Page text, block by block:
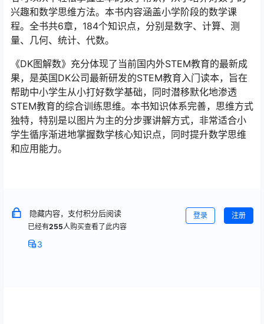
兴趣和数学思维方法。本书内容涵盖小学阶段的数学课
程。全书共6章，184个知识点，分别是数字、计算、测
量、几何、统计、代数。
《DK图解数》充分体现了当前国内外STEM教育的最新成
果，是英国DK公司最新研发的STEM教育入门读本，旨在
帮助中小学生从小打好数学基础，同时潜移默化地渗透
STEM教育的综合训练思维。本书知识体系完善，思维方式
独特，特别是以图片为主的分步骤讲解方式，非常适合小
学生循序渐进地掌握数学核心知识点，同时提升数学思维
和应用能力。
隐藏内容，支付积分后阅读
已经有255人购买查看了此内容
3
登录 注册